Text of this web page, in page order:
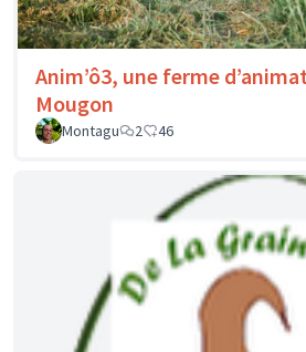
Anim’ô3, une ferme
Mougon
Montagu
2 46